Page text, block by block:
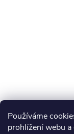
Používáme
prohlížení webu